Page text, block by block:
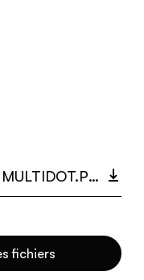
40220.240.8-DIM_ROSACE MULTIDOT.PDF
fichiers